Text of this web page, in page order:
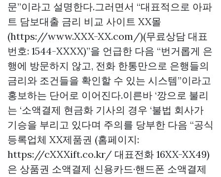
문”이라고 설명한다.그러면서 “대표적으로 아파
트 담보대출 금리 비교 사이트 XX몰
(https://www.XXX-XX.com/)(무료상담 대표
번호: 1544-XXXX)”을 언급한 다음 “번거롭게 은
행에 방문하지 않고, 전화 한통만으로 은행들의
금리와 조건들을 확인할 수 있는 시스템”이라고
홍보하는 단어로 이어진다.이른바 ‘깡으로 불리
는 ‘소액결제 현금화 기사의 경우 ‘불법 회사가
기승을 부리고 있다며 주의를 당부한 다음 “공식
등록업체 XX제품권 (홈페이지:
https://cXXXift.co.kr/ 대표전화 16XX-XX49)
은 상품권 소액결제 신용카드·핸드폰 소액결제